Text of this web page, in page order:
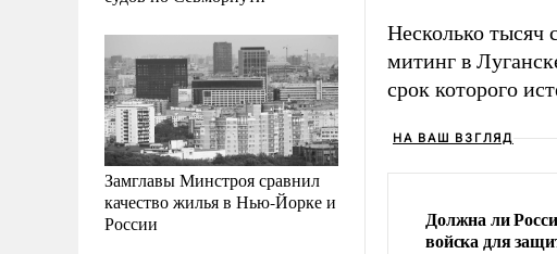
Замглавы Минстроя сравнил
качество жилья в Нью-Йорке и
России
Несколько тысяч
митинг в
срок которого
НА ВАШ ВЗГЛЯД
Должна ли
войска для